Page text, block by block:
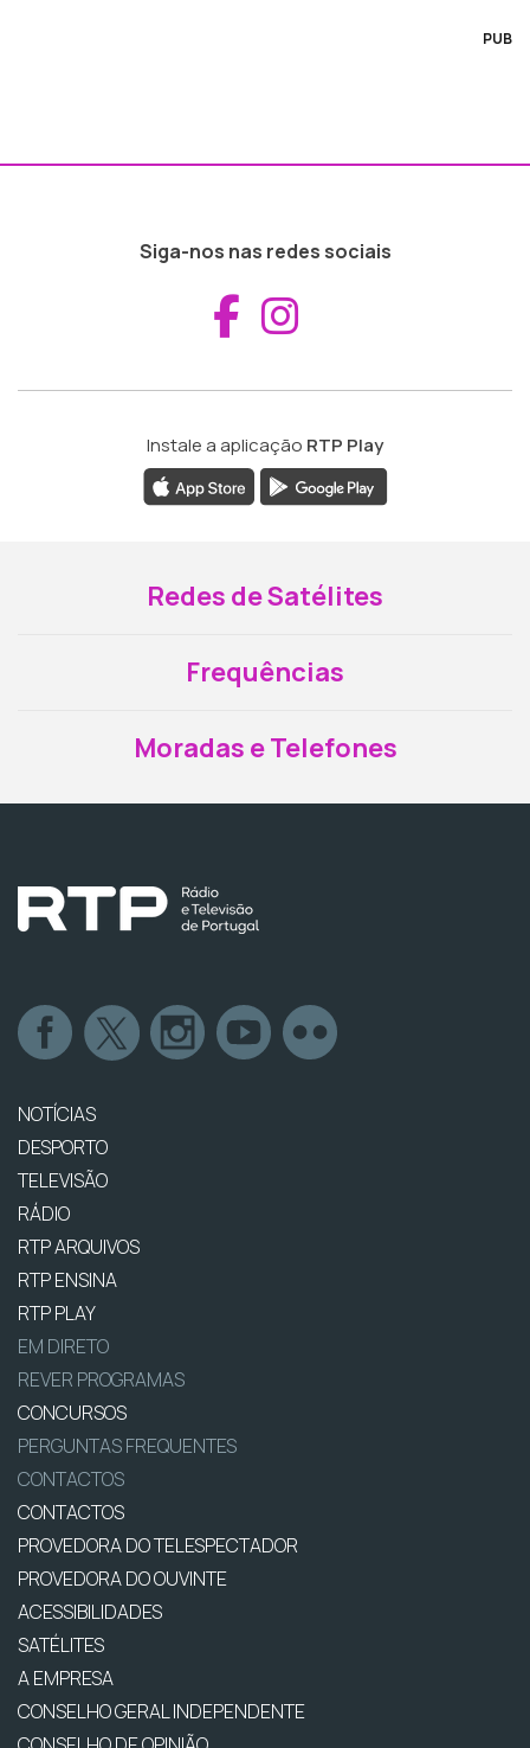
PUB
Siga-nos nas redes sociais
Aceder ao
Instale a aplicação RTP Play
Redes de Satélites
Frequências
Moradas e Telefones
NOTÍCIAS
DESPORTO
TELEVISÃO
RÁDIO
RTP ARQUIVOS
RTP ENSINA
RTP PLAY
EM DIRETO
REVER PROGRAMAS
CONCURSOS
PERGUNTAS FREQUENTES
CONTACTOS
CONTACTOS
PROVEDORA DO TELESPECTADOR
PROVEDORA DO OUVINTE
ACESSIBILIDADES
SATÉLITES
A EMPRESA
CONSELHO GERAL INDEPENDENTE